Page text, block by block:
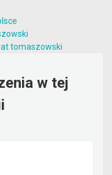
tomaszowski
w tej